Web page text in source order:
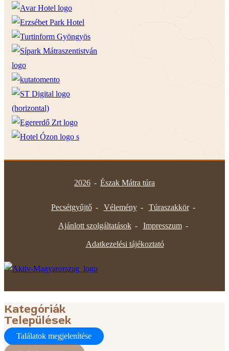
2026 - Észak Mátra túra
Pecsétgyűjtő Vélemény Túraszakkör
Ajánlott szolgáltatások Impresszum
Adatkezelési tájékoztató
Kategóriák
Települések
Találatok megjelenítése